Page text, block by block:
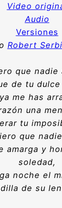
Video
Audio
Versiones
Robert
que nadie
de tu
me has
una
tu
que
amarga y
soledad,
noche el
de su